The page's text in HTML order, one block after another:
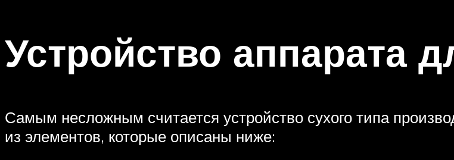
Устройство аппарата
Самым несложным считается устройство сухого типа
из элементов, которые описаны ниже: